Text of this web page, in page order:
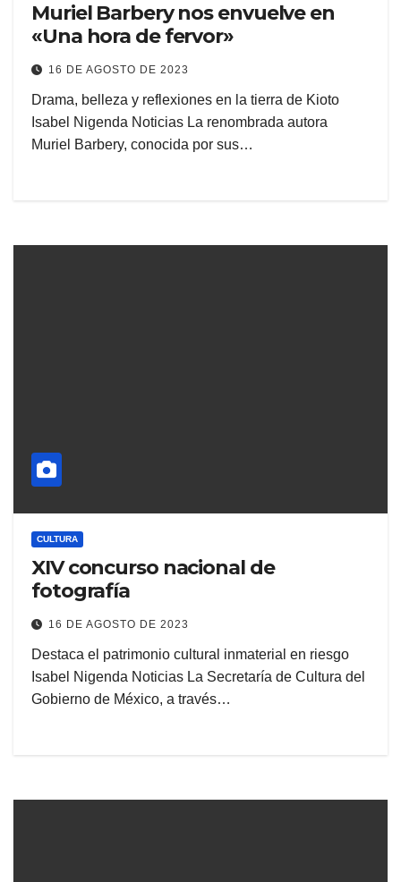
Muriel Barbery nos envuelve en
«Una hora de fervor»
16 DE AGOSTO DE 2023
Drama, belleza y reflexiones en la tierra de Kioto
Isabel Nigenda Noticias La renombrada autora
Muriel Barbery, conocida por sus…
CULTURA
XIV concurso nacional de
fotografía
16 DE AGOSTO DE 2023
Destaca el patrimonio cultural inmaterial en riesgo
Isabel Nigenda Noticias La Secretaría de Cultura del
Gobierno de México, a través…